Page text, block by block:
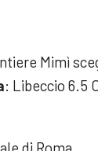
Mimì
: Libeccio 6.5